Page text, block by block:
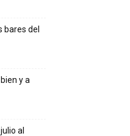
bares del
y a
al